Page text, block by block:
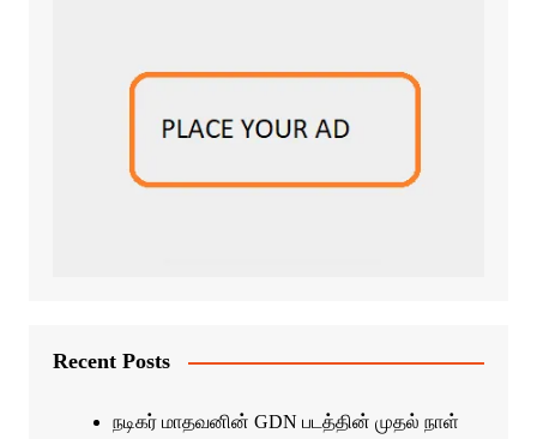
Recent Posts
நடிகர் மாதவனின் GDN படத்தின் முதல் நாள்